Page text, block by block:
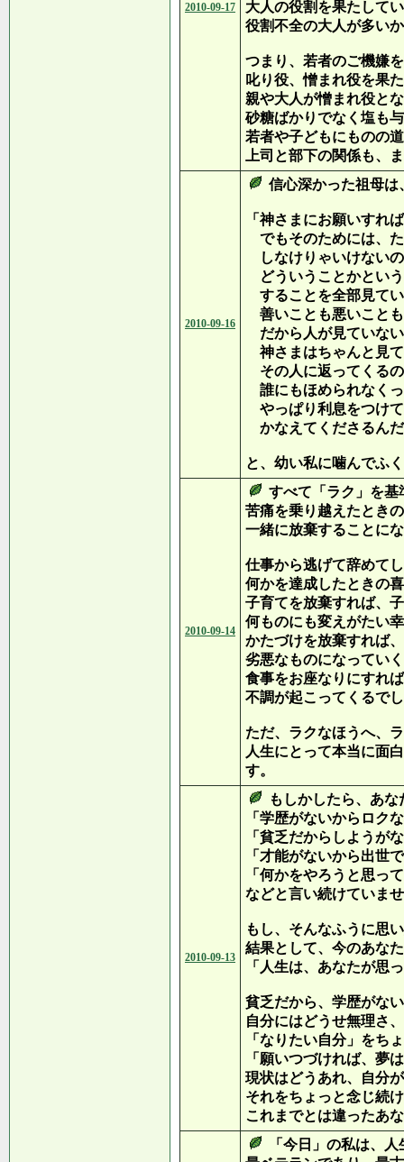
2010-09-17
大人の役割を果たして
役割不全の大人が多い
つまり、若者のご機嫌
叱り役、憎まれ役を果
親や大人が憎まれ役と
砂糖ばかりでなく塩も
若者や子どもにものの
上司と部下の関係も、
2010-09-16
信心深かった祖母は
「神さまにお願いすれ
でもそのためには、
しなけりゃいけない
どういうことかとい
することを全部見て
善いことも悪いこと
だから人が見ていな
神さまはちゃんと見
その人に返ってくる
誰にもほめられなく
やっぱり利息をつけ
かなえてくださるん
と、幼い私に噛んでふ
2010-09-14
すべて「ラク」を基
苦痛を乗り越えたとき
一緒に放棄することに
仕事から逃げて辞めて
何かを達成したときの
子育てを放棄すれば、
何ものにも変えがたい
かたづけを放棄すれば
劣悪なものになってい
食事をお座なりにすれ
不調が起こってくるで
ただ、ラクなほうへ、
人生にとって本当に面
す。
2010-09-13
もしかしたら、あな
「学歴がないからロク
「貧乏だからしようが
「才能がないから出世
「何かをやろうと思っ
などと言い続けていま
もし、そんなふうに思
結果として、今のあな
「人生は、あなたが思
貧乏だから、学歴がな
自分にはどうせ無理さ
「なりたい自分」をち
「願いつづければ、夢
現状はどうあれ、自分
それをちょっと念じ続
これまでとは違ったあ
「今日」の私は、